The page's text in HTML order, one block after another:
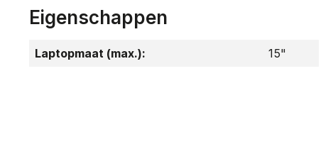
Eigenschappen
Laptopmaat (max.): 15"